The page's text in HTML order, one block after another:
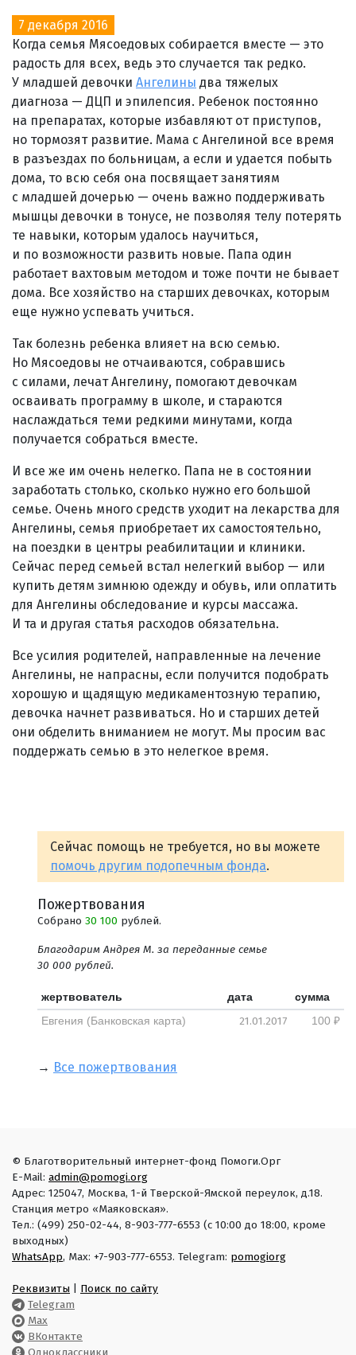
7 декабря 2016
Когда семья Мясоедовых собирается вместе — это
радость для всех, ведь это случается так редко.
У младшей девочки Ангелины два тяжелых
диагноза — ДЦП и эпилепсия. Ребенок постоянно
на препаратах, которые избавляют от приступов,
но тормозят развитие. Мама с Ангелиной все время
в разъездах по больницам, а если и удается побыть
дома, то всю себя она посвящает занятиям
с младшей дочерью — очень важно поддерживать
мышцы девочки в тонусе, не позволяя телу потерять
те навыки, которым удалось научиться,
и по возможности развить новые. Папа один
работает вахтовым методом и тоже почти не бывает
дома. Все хозяйство на старших девочках, которым
еще нужно успевать учиться.
Так болезнь ребенка влияет на всю семью.
Но Мясоедовы не отчаиваются, собравшись
с силами, лечат Ангелину, помогают девочкам
осваивать программу в школе, и стараются
наслаждаться теми редкими минутами, когда
получается собраться вместе.
И все же им очень нелегко. Папа не в состоянии
заработать столько, сколько нужно его большой
семье. Очень много средств уходит на лекарства для
Ангелины, семья приобретает их самостоятельно,
на поездки в центры реабилитации и клиники.
Сейчас перед семьей встал нелегкий выбор — или
купить детям зимнюю одежду и обувь, или оплатить
для Ангелины обследование и курсы массажа.
И та и другая статья расходов обязательна.
Все усилия родителей, направленные на лечение
Ангелины, не напрасны, если получится подобрать
хорошую и щадящую медикаментозную терапию,
девочка начнет развиваться. Но и старших детей
они обделить вниманием не могут. Мы просим вас
поддержать семью в это нелегкое время.
Сейчас помощь не требуется, но вы можете
помочь другим подопечным фонда.
Пожертвования
Собрано 30 100 рублей.
Благодарим Андрея М. за переданные семье
30 000 рублей.
жертвователь дата
сумма
Евгения (Банковская карта)
21.01.2017 100 ₽
→ Все пожертвования
© Благотворительный интернет-фонд Помоги.Орг
E-Mail: admin@pomogi.org
Адрес: 125047, Москва, 1-й Тверской-Ямской переулок, д.18.
Станция метро «Маяковская».
Тел.: (499) 250-02-44, 8-903-777-6553 (с 10:00 до 18:00, кроме
выходных)
WhatsApp, Max: +7-903-777-6553. Telegram: pomogiorg
Реквизиты
Поиск по сайту
Telegram
Max
ВКонтакте
Одноклассники